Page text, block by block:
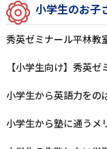
⼩学⽣のお⼦
秀英ゼミナール平林教
【小学生向け】秀英
⼩学⽣から英語⼒をの
⼩学⽣から塾に通うメ